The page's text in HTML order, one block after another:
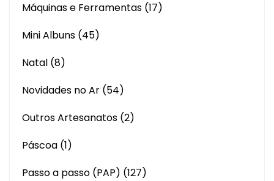
Máquinas e Ferramentas (17)
Mini Albuns (45)
Natal (8)
Novidades no Ar (54)
Outros Artesanatos (2)
Páscoa (1)
Passo a passo (PAP) (127)